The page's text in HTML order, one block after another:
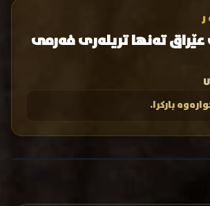
تەنها تریلەری فەرمی
بارکرا.